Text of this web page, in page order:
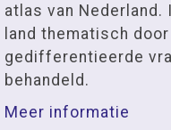
atlas van
land thematisch
gedifferentieerde
behandeld.
Meer informatie